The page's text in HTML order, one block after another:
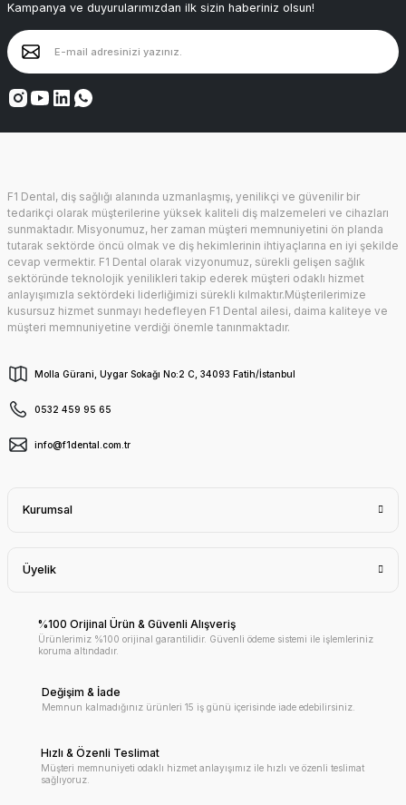
Kampanya ve duyurularımızdan ilk sizin haberiniz olsun!
F1 Dental, diş sağlığı alanında uzmanlaşmış, yenilikçi ve güvenilir bir
tedarikçi olarak müşterilerine yüksek kaliteli diş malzemeleri ve cihazları
sunmaktadır. Misyonumuz, her zaman müşteri memnuniyetini ön planda
tutarak sektörde öncü olmak ve diş hekimlerinin ihtiyaçlarına en iyi şekilde
cevap vermektir. F1 Dental olarak vizyonumuz, sürekli gelişen sağlık
sektöründe teknolojik yenilikleri takip ederek müşteri odaklı hizmet
anlayışımızla sektördeki liderliğimizi sürekli kılmaktır.Müşterilerimize
kusursuz hizmet sunmayı hedefleyen F1 Dental ailesi, daima kaliteye ve
müşteri memnuniyetine verdiği önemle tanınmaktadır.
Molla Gürani, Uygar Sokağı No:2 C, 34093 Fatih/İstanbul
0532 459 95 65
info@f1dental.com.tr
Kurumsal
Üyelik
%100 Orijinal Ürün & Güvenli Alışveriş
Ürünlerimiz %100 orijinal garantilidir. Güvenli ödeme sistemi ile işlemleriniz
koruma altındadır.
Değişim & İade
Memnun kalmadığınız ürünleri 15 iş günü içerisinde iade edebilirsiniz.
Hızlı & Özenli Teslimat
Müşteri memnuniyeti odaklı hizmet anlayışımız ile hızlı ve özenli teslimat
sağlıyoruz.